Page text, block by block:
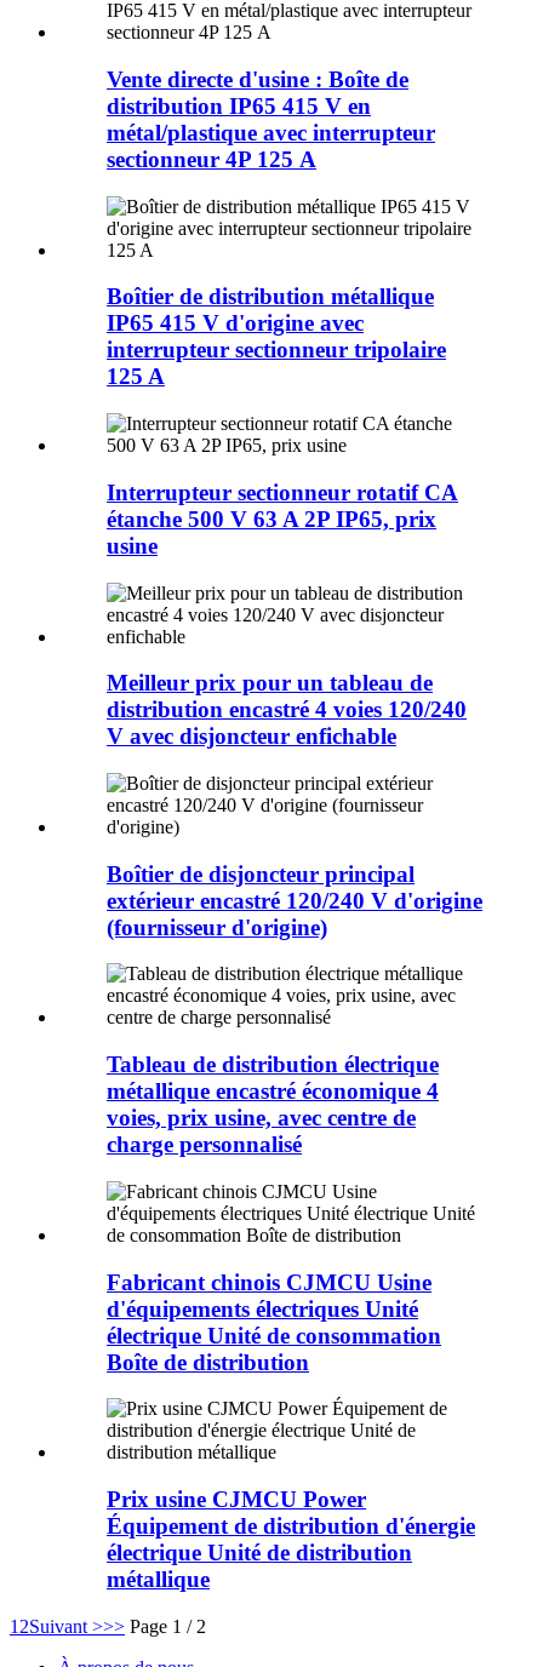
Vente directe d'usine : Boîte de
distribution IP65 415 V en
métal/plastique avec interrupteur
sectionneur 4P 125 A
Boîtier de distribution métallique
IP65 415 V d'origine avec
interrupteur sectionneur tripolaire
125 A
Interrupteur sectionneur rotatif CA
étanche 500 V 63 A 2P IP65, prix
usine
Meilleur prix pour un tableau de
distribution encastré 4 voies 120/240
V avec disjoncteur enfichable
Boîtier de disjoncteur principal
extérieur encastré 120/240 V d'origine
(fournisseur d'origine)
Tableau de distribution électrique
métallique encastré économique 4
voies, prix usine, avec centre de
charge personnalisé
Fabricant chinois CJMCU Usine
d'équipements électriques Unité
électrique Unité de consommation
Boîte de distribution
Prix ​​usine CJMCU Power
Équipement de distribution d'énergie
électrique Unité de distribution
métallique
1 2Suivant >>> Page 1 / 2